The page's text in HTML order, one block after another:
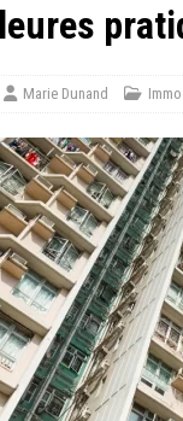
Marie Dunand Immo